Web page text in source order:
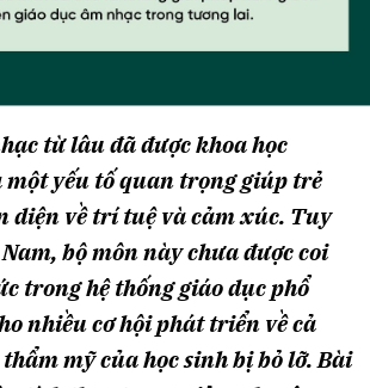
từ lâu đã được khoa học
yếu tố quan trọng giúp trẻ
diện về trí tuệ và cảm xúc. Tuy
bộ môn này chưa được coi
trong hệ thống giáo dục phổ
nhiều cơ hội phát triển về cả
mỹ của học sinh bị bỏ lỡ. Bài